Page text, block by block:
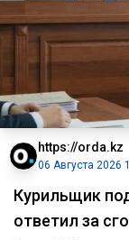
https://orda.kz
06 Августа 2026
Курильщик
ответил за